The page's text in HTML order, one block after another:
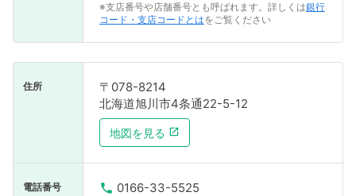
※支店番号や店舗番号とも呼ばれます。詳しくは銀行
コード・支店コードとはをご覧ください
住所
〒078-8214
北海道旭川市4条通22-5-12
地図を見る
電話番号 0166-33-5525